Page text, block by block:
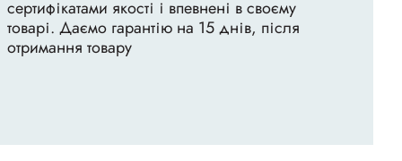
сертифікатами якості і впевнені в своєму
товарі. Даємо гарантію на 15 днів, після
отримання товару